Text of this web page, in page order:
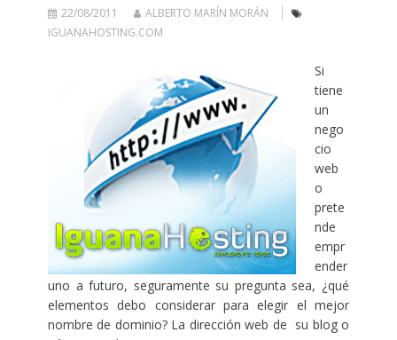
22/08/2011
ALBERTO MARÍN MORÁN
IGUANAHOSTING.COM
Si
tiene
un
nego
cio
web
o
prete
nde
empr
ender
uno a futuro, seguramente su pregunta sea, ¿qué
elementos debo considerar para elegir el mejor
nombre de dominio? La dirección web de su blog o